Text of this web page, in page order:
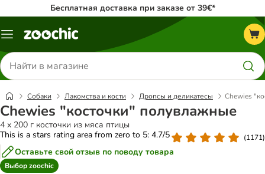
Бесплатная доставка при заказе от 39€*
Каталог
Поиск
товаров
Собаки Лакомства и кости Дропсы и деликатесы Chewies
Chewies "косточки" полувлажные
4 x 200 г косточки из мяса птицы
This is a stars rating area from zero to 5: 4.7/5
(1171)
Оставьте свой отзыв по поводу товара
Выбор zoochic